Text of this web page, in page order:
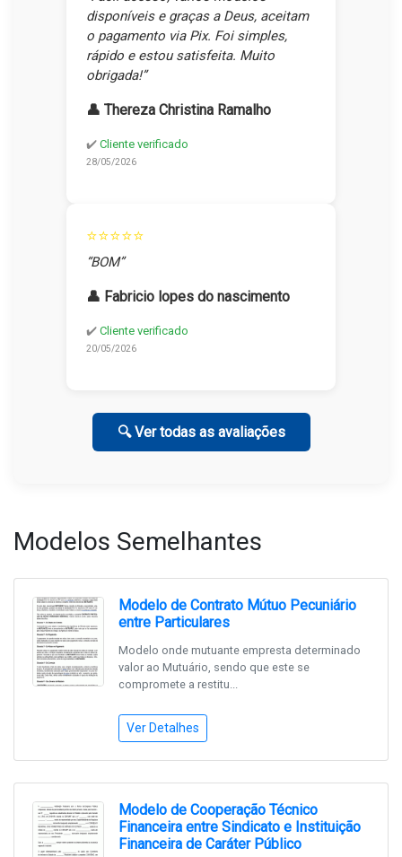
disponíveis e graças a Deus, aceitam
o pagamento via Pix. Foi simples,
rápido e estou satisfeita. Muito
obrigada!”
👤 Thereza Christina Ramalho
✔️ Cliente verificado
28/05/2026
⭐⭐⭐⭐⭐
“BOM”
👤 Fabricio lopes do nascimento
✔️ Cliente verificado
20/05/2026
🔍 Ver todas as avaliações
Modelos Semelhantes
Modelo de Contrato Mútuo Pecuniário
entre Particulares
Modelo onde mutuante empresta determinado
valor ao Mutuário, sendo que este se
compromete a restitu...
Ver Detalhes
Modelo de Cooperação Técnico
Financeira entre Sindicato e Instituição
Financeira de Caráter Público